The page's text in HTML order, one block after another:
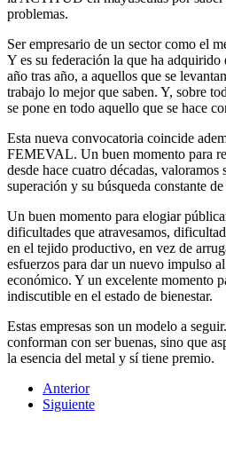
problemas.
Ser empresario de un sector como el
Y es su federación la que ha adquirido
año tras año, a aquellos que se
trabajo lo mejor que saben. Y, sobre
se pone en todo aquello que se hace
Esta nueva convocatoria coincide
FEMEVAL. Un buen momento para
desde hace cuatro décadas, valoramos
superación y su búsqueda constante
Un buen momento para elogiar
dificultades que atravesamos,
en el tejido productivo, en vez de
esfuerzos para dar un nuevo impulso
económico. Y un excelente momento
indiscutible en el estado de bienestar.
Estas empresas son un modelo a
conforman con ser buenas, sino que
la esencia del metal y sí tiene premio.
Anterior
Siguiente